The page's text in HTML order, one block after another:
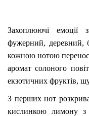
Захоплюючі емоції
фужерний, деревний,
кожною нотою
аромат солоного
екзотичних фруктів,
З перших нот
кислинкою лимону з